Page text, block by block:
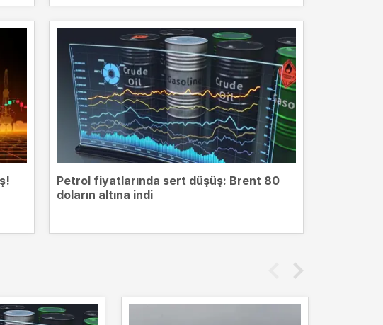
Petrol fiyatlarında sert düşüş: Brent 80
doların altına indi